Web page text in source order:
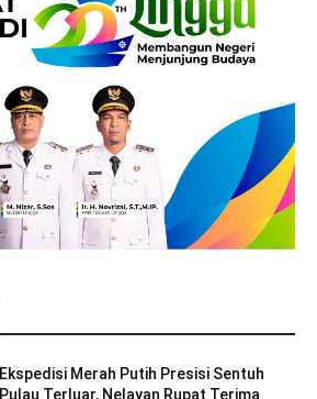
Ekspedisi Merah Putih Presisi Sentuh
Pulau Terluar, Nelayan Rupat Terima